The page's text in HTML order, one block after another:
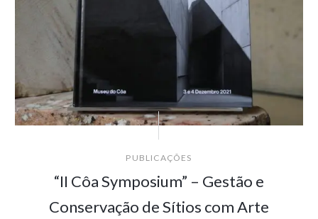
PUBLICAÇÕES
“II Côa Symposium” – Gestão e
Conservação de Sítios com Arte